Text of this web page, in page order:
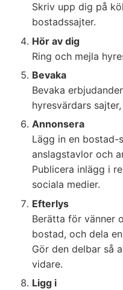
Skriv upp dig på
bostadssajter.
Hör av dig
Ring och mejla
Bevaka
Bevaka
hyresvärdars
Annonsera
Lägg in en bostad-
anslagstavlor och
Publicera inlägg i
sociala medier.
Efterlys
Berätta för vänner
bostad, och dela
Gör den delbar så
vidare.
Ligg i